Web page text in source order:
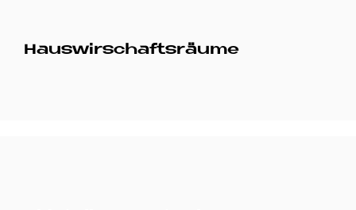
Haus­wir­schafts­räu­me